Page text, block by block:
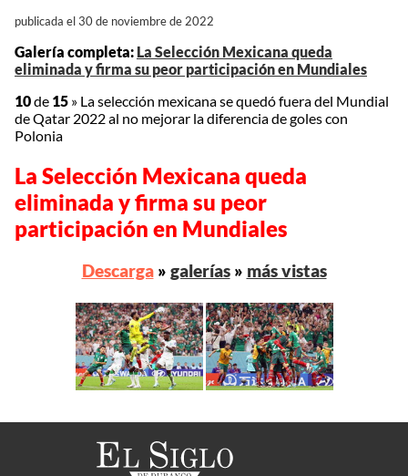
publicada el 30 de noviembre de 2022
Galería completa: La Selección Mexicana queda
eliminada y firma su peor participación en Mundiales
10de 15 » La selección mexicana se quedó fuera del Mundial
de Qatar 2022 al no mejorar la diferencia de goles con
Polonia
La Selección Mexicana queda
eliminada y firma su peor
participación en Mundiales
Descarga» galerías» más vistas